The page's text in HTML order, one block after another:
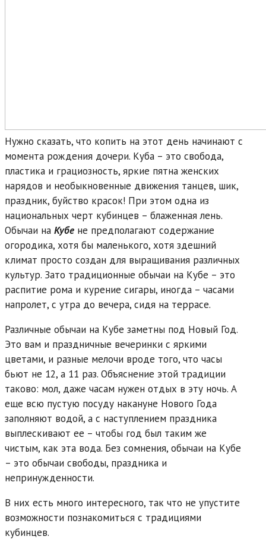
Нужно сказать, что копить на этот день начинают с
момента рождения дочери. Куба – это свобода,
пластика и грациозность, яркие пятна женских
нарядов и необыкновенные движения танцев, шик,
праздник, буйство красок! При этом одна из
национальных черт кубинцев – блаженная лень.
Обычаи на Кубе не предполагают содержание
огородика, хотя бы маленького, хотя здешний
климат просто создан для выращивания различных
культур. Зато традиционные обычаи на Кубе – это
распитие рома и курение сигары, иногда – часами
напролет, с утра до вечера, сидя на террасе.
Различные обычаи на Кубе заметны под Новый Год.
Это вам и праздничные вечеринки с яркими
цветами, и разные мелочи вроде того, что часы
бьют не 12, а 11 раз. Объяснение этой традиции
таково: мол, даже часам нужен отдых в эту ночь. А
еще всю пустую посуду накануне Нового Года
заполняют водой, а с наступлением праздника
выплескивают ее – чтобы год был таким же
чистым, как эта вода. Без сомнения, обычаи на Кубе
– это обычаи свободы, праздника и
непринужденности.
В них есть много интересного, так что не упустите
возможности познакомиться с традициями
кубинцев.